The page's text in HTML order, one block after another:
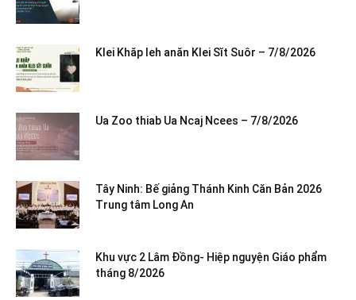
Klei Khăp leh anăn Klei Sĭt Suôr – 7/8/2026
Ua Zoo thiab Ua Ncaj Ncees – 7/8/2026
Tây Ninh: Bế giảng Thánh Kinh Căn Bản 2026
Trung tâm Long An
Khu vực 2 Lâm Đồng- Hiệp nguyện Giáo phẩm
tháng 8/2026